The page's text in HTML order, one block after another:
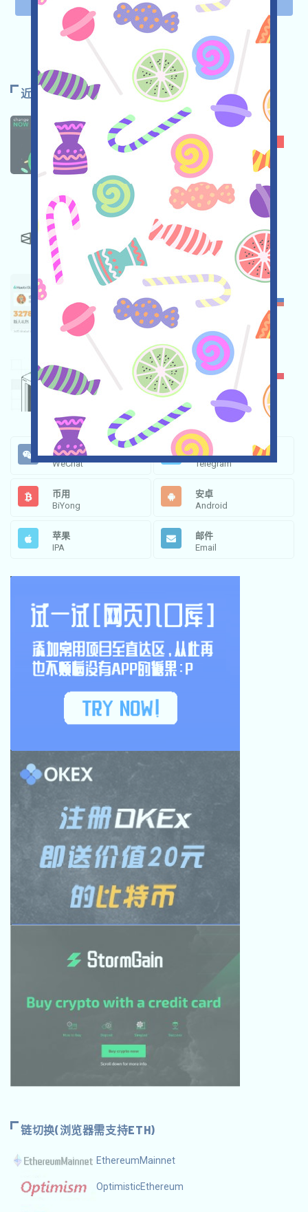
下一页
近期推荐
CHANGENOW
POLYMARKET
★★★☆ 3.5
HUOBI
★★★3.0
OKX
★★★☆ 3.5
微信
WeChat
电报
Telegram
币用
BiYong
安卓
Android
苹果
IPA
邮件
Email
链切换(浏览器需支持ETH)
EthereumMainnet
OptimisticEthereum